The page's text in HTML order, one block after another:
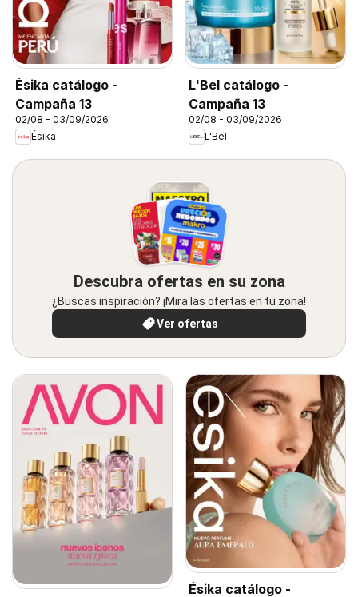
Ésika catálogo -
Campaña 13
02/08 - 03/09/2026
Ésika
L'Bel catálogo -
Campaña 13
02/08 - 03/09/2026
L'Bel
Descubra ofertas en su zona
¿Buscas inspiración? ¡Mira las ofertas en tu zona!
Ver ofertas
Ésika catálogo -